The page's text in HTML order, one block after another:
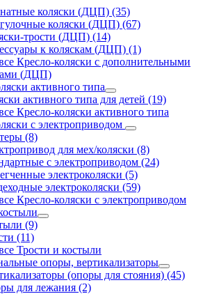
коляски (ДЦП) (35)
коляски (ДЦП) (67)
трости (ДЦП) (14)
к коляскам (ДЦП) (1)
Кресло-коляски с дополнительными
(ДЦП)
активного типа
активного типа для детей (19)
Кресло-коляски активного типа
с электроприводом
(8)
для мех/коляски (8)
с электроприводом (24)
электроколяски (5)
электроколяски (59)
Кресло-коляски с электроприводом
(9)
(11)
Трости и костыли
опоры, вертикализаторы
(опоры для стояния) (45)
для лежания (2)